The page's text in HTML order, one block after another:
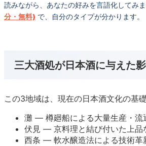
読みながら、あなたの好みを言語化してみ
分・無料) で、自分のタイプが分かります。
三大酒処が日本酒に与えた
この3地域は、現在の日本酒文化の基
灘 — 樽廻船による大量生産・流
伏見 — 京料理と結び付いた上品
西条 — 軟水醸造法による技術革